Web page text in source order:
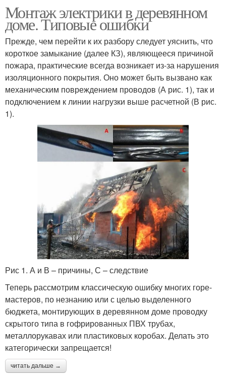
Монтаж электрики в деревянном
доме. Типовые ошибки
Прежде, чем перейти к их разбору следует уяснить, что
короткое замыкание (далее КЗ), являющееся причиной
пожара, практические всегда возникает из-за нарушения
изоляционного покрытия. Оно может быть вызвано как
механическим повреждением проводов (А рис. 1), так и
подключением к линии нагрузки выше расчетной (В рис.
1).
Рис 1. А и В – причины, С – следствие
Теперь рассмотрим классическую ошибку многих горе-
мастеров, по незнанию или с целью выделенного
бюджета, монтирующих в деревянном доме проводку
скрытого типа в гофрированных ПВХ трубах,
металлорукавах или пластиковых коробах. Делать это
категорически запрещается!
читать дальше →